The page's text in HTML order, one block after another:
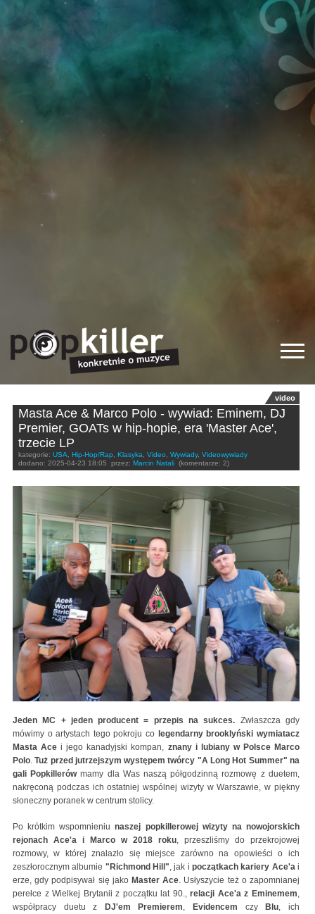
video
Masta Ace & Marco Polo - wywiad: Eminem, DJ
Premier, GOATs w hip-hopie, era 'Master Ace',
trzecie LP
kategorie: USA, Hip-Hop/Rap, Klasyka, Video, Wywiady, Videowywiady
dodano: 2025-04-23 18:05 przez: Marcin Natali (komentarze: 2)
Jeden MC + jeden producent = przepis na sukces. Zwłaszcza gdy
mówimy o artystach tego pokroju co legendarny brooklyński wymiatacz
Masta Ace i jego kanadyjski kompan, znany i lubiany w Polsce Marco
Polo.Tuż przed jutrzejszym występem twórcy "A Long Hot Summer" na
gali Popkillerówmamy dla Was naszą półgodzinną rozmowę z duetem,
nakręconą podczas ich ostatniej wspólnej wizyty w Warszawie, w piękny
słoneczny poranek w centrum stolicy.
Po krótkim wspomnieniunaszej popkillerowej wizyty na nowojorskich
rejonach Ace'a i Marco w 2018 roku, przeszliśmy do przekrojowej
rozmowy, w której znalazło się miejsce zarówno na opowieści o ich
zeszłorocznym albumie "Richmond Hill", jak i początkach kariery Ace'ai
erze, gdy podpisywał się jako Master Ace. Usłyszycie też o zapomnianej
perełce z Wielkej Brytanii z początku lat 90.,relacji Ace'a z Eminemem,
współpracy duetu z DJ'em Premierem,Evidencem czyBlu, ich